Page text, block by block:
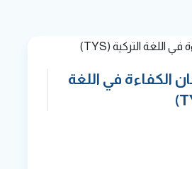
الكفاءة في اللغة